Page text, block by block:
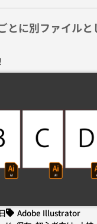
とに別ファイルと
Adobe Illustrator